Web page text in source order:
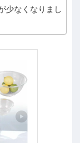
少なくなりまし